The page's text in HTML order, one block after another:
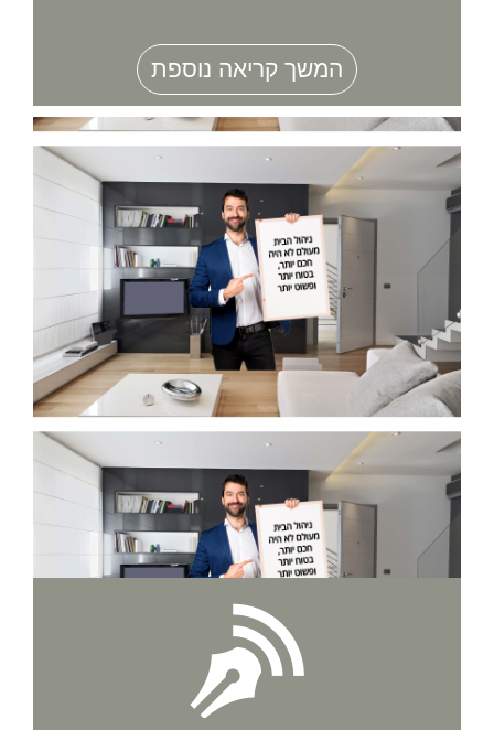
המשך קריאה נוספת